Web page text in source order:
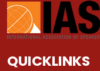
QUICKLINKS